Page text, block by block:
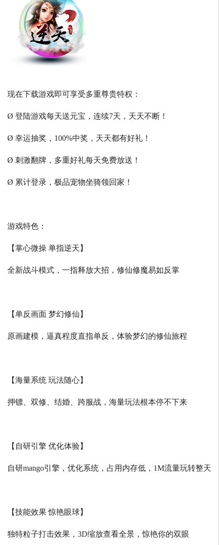
现在下载游戏即可享受多重尊贵特权：
Ø 登陆游戏每天送元宝，连续7天，天天不断！
Ø 幸运抽奖，100%中奖，天天都有好礼！
Ø 刺激翻牌，多重好礼每天免费放送！
Ø 累计登录，极品宠物坐骑领回家！
游戏特色：
【掌心微操 单指逆天】
全新战斗模式，一指释放大招，修仙修魔易如反掌
【单反画面 梦幻修仙】
原画建模，逼真程度直指单反，体验梦幻的修仙旅程
【海量系统 玩法随心】
押镖、双修、结婚、跨服战，海量玩法根本停不下来
【自研引擎 优化体验】
自研mango引擎，优化系统，占用内存低， 1M流量玩转整天
【技能效果 惊艳眼球】
独特粒子打击效果， 3D缩放查看全景，惊艳你的双眼